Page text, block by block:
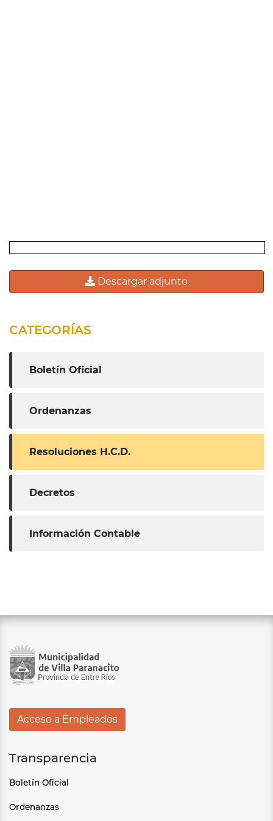
Descargar adjunto
CATEGORÍAS
Boletín Oficial
Ordenanzas
Resoluciones H.C.D.
Decretos
Información Contable
Acceso a Empleados
Transparencia
Boletín Oficial
Ordenanzas